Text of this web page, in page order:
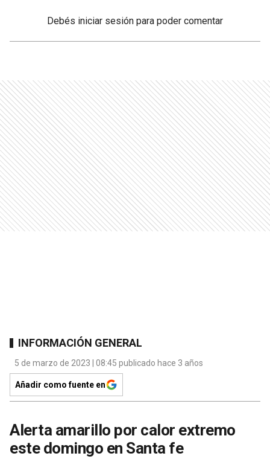
Debés iniciar sesión para poder comentar
INFORMACIÓN GENERAL
5 de marzo de 2023 | 08:45 publicado hace 3 años
Añadir como fuente en
Alerta amarillo por calor extremo
este domingo en Santa fe